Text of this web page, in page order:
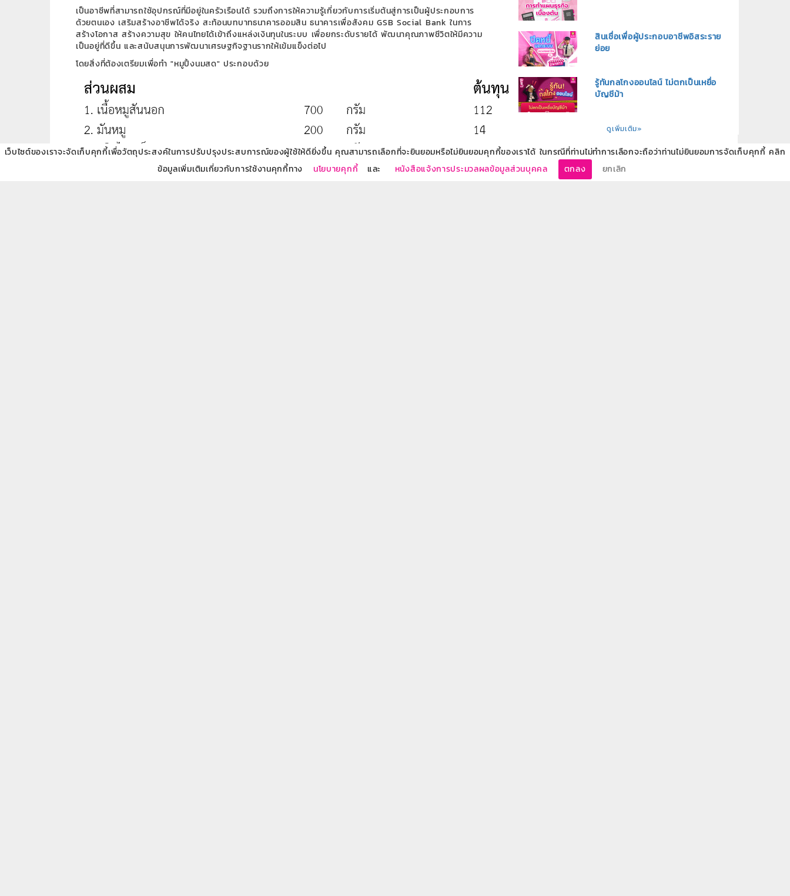
เว็บไซต์ของเราจะจัดเก็บคุกกี้เพื่อวัตถุประสงค์ในการปรับปรุงประสบการณ์ของผู้ใช้ให้ดียิ่งขึ้น คุณสามารถเลือกที่จะยินยอมหรือไม่ยินยอมคุกกี้ของเราได้ ในกรณีที่ท่านไม่ทำการเลือกจะถือว่าท่านไม่ยินยอมการจัดเก็บคุกกี้ คลิก
ข้อมูลเพิ่มเติมเกี่ยวกับการใช้งานคุกกี้ทาง
นโยบายคุกกี้ และ หนังสือแจ้งการประมวลผลข้อมูลส่วนบุคคล ตกลง ยกเลิก
เป็นอาชีพที่สามารถใช้อุปกรณ์ที่มีอยู่ในครัวเรือนได้ รวมถึงการให้ความรู้เกี่ยวกับการเริ่มต้นสู่การเป็นผู้ประกอบการ
ด้วยตนเอง เสริมสร้างอาชีพได้จริง สะท้อนบทบาทธนาคารออมสิน ธนาคารเพื่อสังคม GSB Social Bank ในการ
สร้างโอกาส สร้างความสุข ให้คนไทยได้เข้าถึงแหล่งเงินทุนในระบบ เพื่อยกระดับรายได้ พัฒนาคุณภาพชีวิตให้มีความ
เป็นอยู่ที่ดีขึ้น และสนับสนุนการพัฒนาเศรษฐกิจฐานรากให้เข้มแข็งต่อไป
โดยสิ่งที่ต้องเตรียมเพื่อทำ "หมูปิ้งนมสด" ประกอบด้วย
สินเชื่อเพื่อผู้ประกอบอาชีพอิสระราย
ย่อย
รู้ทันกลโกงออนไลน์ ไม่ตกเป็นเหยื่อ
บัญชีม้า
ดูเพิ่มเติม»